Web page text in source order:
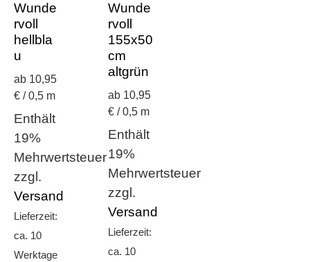
Wunde
rvoll
hellbla
u
ab 10,95
€ / 0,5 m
Enthält
19%
Mehrwertsteuer
zzgl.
Versand
Lieferzeit:
ca. 10
Werktage
Wunde
rvoll
155x50
cm
altgrün
ab 10,95
€ / 0,5 m
Enthält
19%
Mehrwertsteuer
zzgl.
Versand
Lieferzeit:
ca. 10